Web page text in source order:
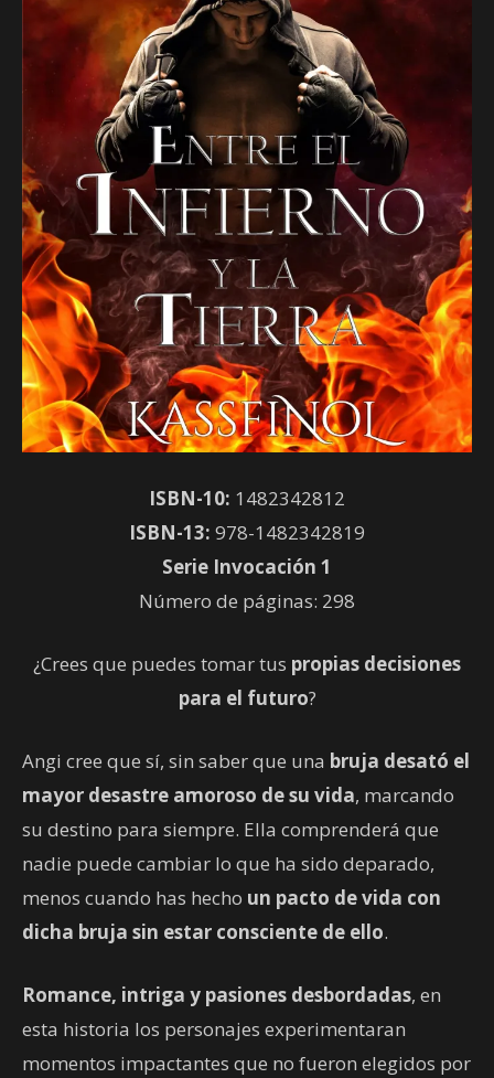
ISBN-10: 1482342812
ISBN-13: 978-1482342819
Serie Invocación 1
Número de páginas: 298
¿Crees que puedes tomar tus propias decisiones
para el futuro?
Angi cree que sí, sin saber que una bruja desató el
mayor desastre amoroso de su vida, marcando
su destino para siempre. Ella comprenderá que
nadie puede cambiar lo que ha sido deparado,
menos cuando has hecho un pacto de vida con
dicha bruja sin estar consciente de ello.
Romance, intriga y pasiones desbordadas, en
esta historia los personajes experimentaran
momentos impactantes que no fueron elegidos por